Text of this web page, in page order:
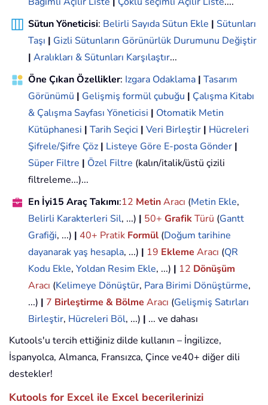
Sütun Yöneticisi: Belirli Sayıda Sütun Ekle | Sütunları
Taşı | Gizli Sütunların Görünürlük Durumunu Değiştir
| Aralıkları & Sütunları Karşılaştır...
Öne Çıkan Özellikler: Izgara Odaklama | Tasarım
Görünümü | Gelişmiş formül çubuğu | Çalışma Kitabı
& Çalışma Sayfası Yöneticisi | Otomatik Metin
Kütüphanesi | Tarih Seçici | Veri Birleştir | Hücreleri
Şifrele/Şifre Çöz | Listeye Göre E-posta Gönder |
Süper Filtre | Özel Filtre (kalın/italik/üstü çizili
filtreleme...)...
En İyi15 Araç Takımı:12 MetinAracı (Metin Ekle,
Belirli Karakterleri Sil, ...) | 50+ GrafikTürü (Gantt
Grafiği, ...) | 40+ Pratik Formül (Doğum tarihine
dayanarak yaş hesapla, ...) | 19 Ekleme Aracı (QR
Kodu Ekle, Yoldan Resim Ekle, ...) | 12 Dönüşüm
Aracı (Kelimeye Dönüştür, Para Birimi Dönüştürme,
...) | 7 Birleştirme & Bölme Aracı (Gelişmiş Satırları
Birleştir, Hücreleri Böl, ...) | ... ve dahası
Kutools'u tercih ettiğiniz dilde kullanın – İngilizce,
İspanyolca, Almanca, Fransızca, Çince ve40+ diğer dili
destekler!
Kutools for Excel ile Excel becerilerinizi